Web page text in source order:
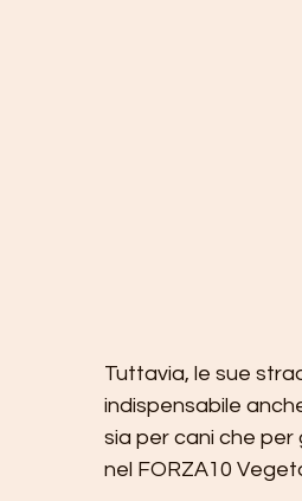
Tuttavia, le sue
indispensabile
sia per cani che per
nel FORZA10